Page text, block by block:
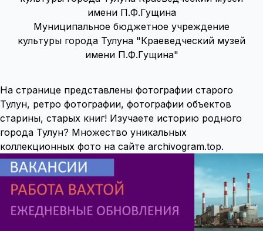
Муниципальное бюджетное учреждение
культуры города Тулуна "Краеведческий музей
имени П.Ф.Гущина"
На странице представлены фотографии старого
Тулун, ретро фотографии, фотографии объектов
старины, старых книг! Изучаете историю родного
города Тулун? Множество уникальных
коллекционных фото на сайте archivogram.top.